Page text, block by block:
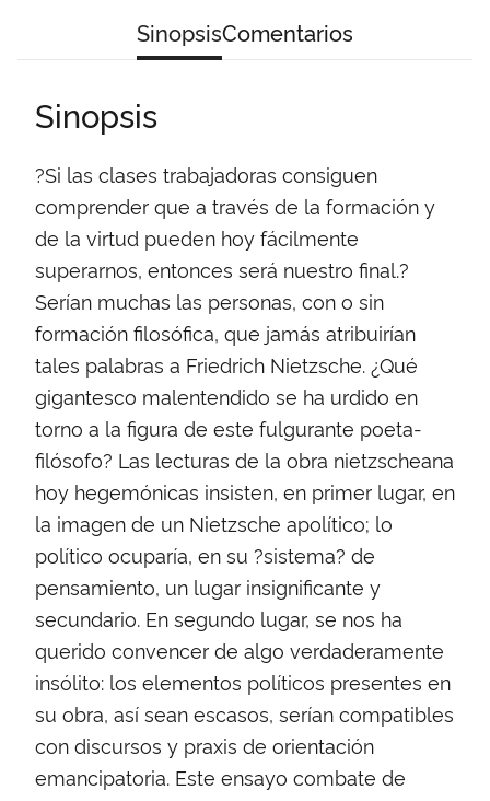
SinopsisComentarios
Sinopsis
?Si las clases trabajadoras consiguen
comprender que a través de la formación y
de la virtud pueden hoy fácilmente
superarnos, entonces será nuestro final.?
Serían muchas las personas, con o sin
formación filosófica, que jamás atribuirían
tales palabras a Friedrich Nietzsche. ¿Qué
gigantesco malentendido se ha urdido en
torno a la figura de este fulgurante poeta-
filósofo? Las lecturas de la obra nietzscheana
hoy hegemónicas insisten, en primer lugar, en
la imagen de un Nietzsche apolítico; lo
político ocuparía, en su ?sistema? de
pensamiento, un lugar insignificante y
secundario. En segundo lugar, se nos ha
querido convencer de algo verdaderamente
insólito: los elementos políticos presentes en
su obra, así sean escasos, serían compatibles
con discursos y praxis de orientación
emancipatoria. Este ensayo combate de